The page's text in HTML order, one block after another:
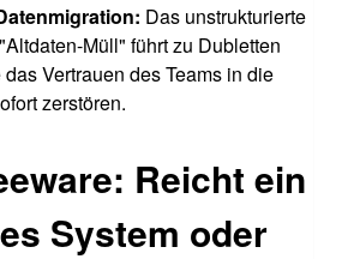
Das unstrukturierte
Müll" führt zu Dubletten
Vertrauen des Teams in die
zerstören.
Reicht ein
System oder